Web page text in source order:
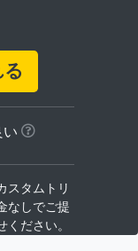
い
スタムトリ
なしでご提
ださい。